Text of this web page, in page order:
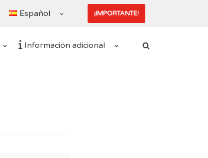
Español ¡IMPORTANTE!
Información adicional